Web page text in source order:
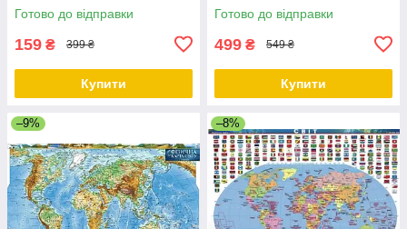
Готово до відправки
159 ₴ 399 ₴
Купити
Готово до відправки
499 ₴ 549 ₴
Купити
–9% –8%